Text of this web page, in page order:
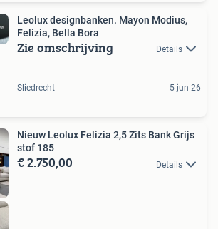
Leolux designbanken. Mayon Modius,
Felizia, Bella Bora
Zie omschrijving Details
Sliedrecht 5 jun 26
Nieuw Leolux Felizia 2,5 Zits Bank Grijs
stof 185
€ 2.750,00 Details